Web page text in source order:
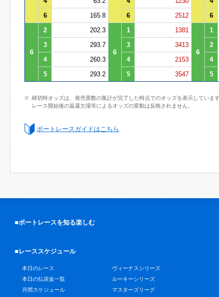
6
165.8 6 2512 6
6
2 202.3
6
1 1381
6
1
3
293.7 3 3413
2
4
260.3 4 2153
4
5
293.2 5 3547 5
締切時オッズは、発売票数の集計が完了した時点でのオッズを表示していま
レース開始後の返還欠場等によるオッズの変動は反映されません。
ボートレースガイドはこちら
■ボートレースを知る楽しむ
■レーススケジュール
本日のレース
本日の払戻金一覧
月間スケジュール
ヴィーナスシリーズ
ルーキーシリーズ
マスターズリーグ